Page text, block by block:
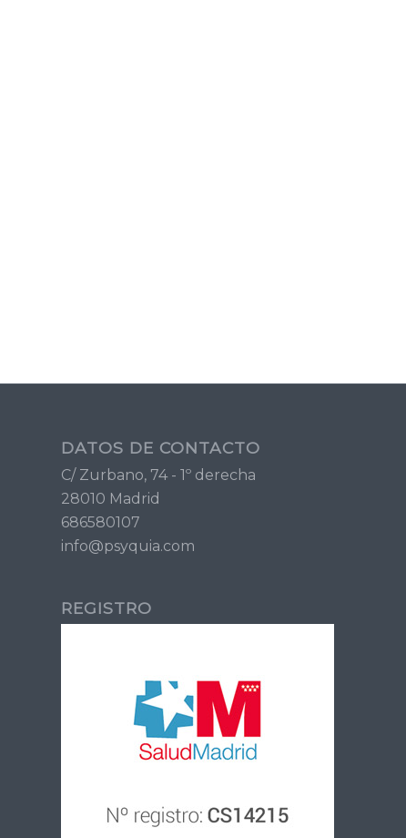
DATOS DE CONTACTO
C/ Zurbano, 74 - 1º derecha
28010 Madrid
686580107
info@psyquia.com
REGISTRO